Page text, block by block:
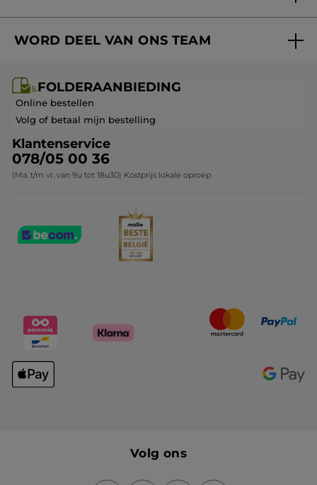
Cadeau-ideeën
Kerstcollectie
Mijn geschenken
Veelgestelde vragen
Contact opnemen
WORD DEEL VAN ONS TEAM
Franchisenemer of bedrijfsleider worden
FOLDERAANBIEDING
Online bestellen
Volg of betaal mijn bestelling
Klantenservice
078/05 00 36
(Ma. t/m vr. van 9u tot 18u30) Kostprijs lokale oproep
Volg ons